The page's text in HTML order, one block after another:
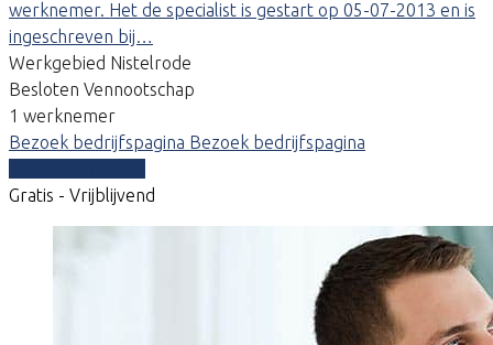
werknemer. Het de specialist is gestart op 05-07-2013 en is
ingeschreven bij…
Werkgebied Nistelrode
Besloten Vennootschap
1 werknemer
Bezoek bedrijfspagina Bezoek bedrijfspagina
Gratis - Vrijblijvend